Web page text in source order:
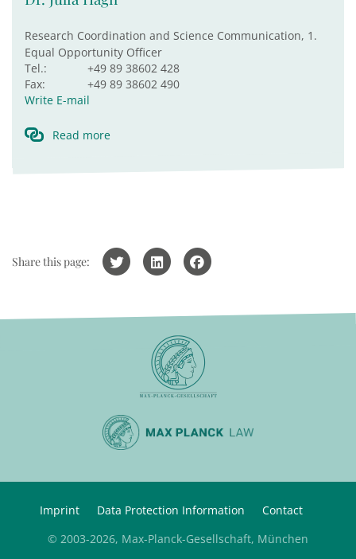
Research Coordination and Science Communication, 1.
Equal Opportunity Officer
Tel.:
+49 89 38602 428
Fax:
+49 89 38602 490
Write E-mail
Read more
Share this page:
Imprint Data Protection Information
Contact
© 2003-2026, Max-Planck-Gesellschaft, München